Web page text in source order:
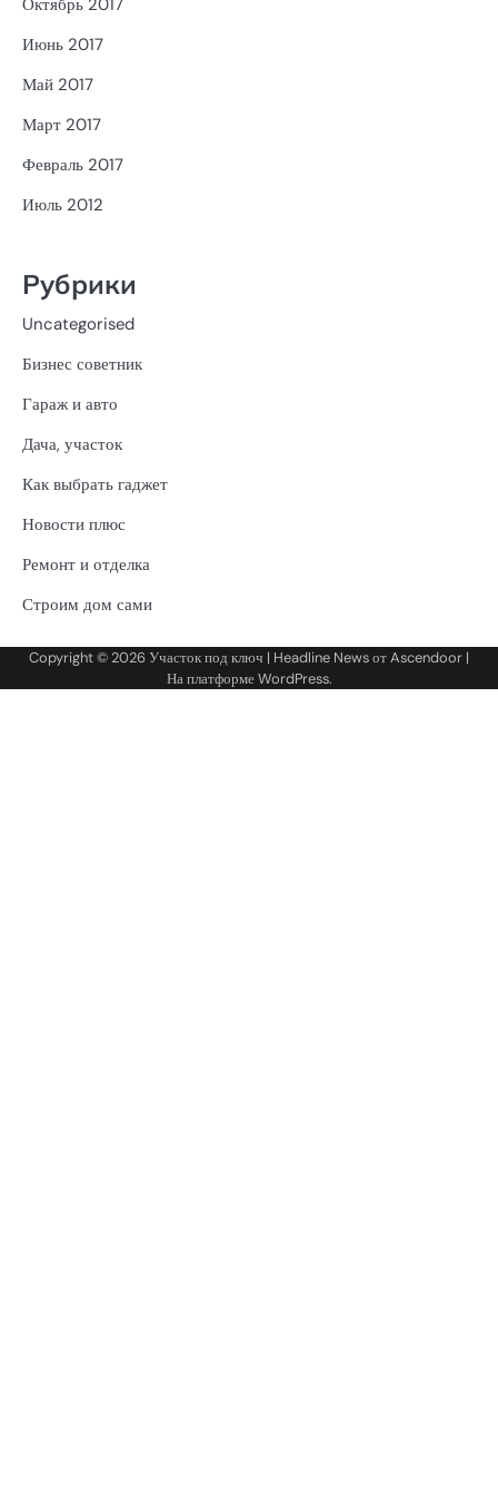
Октябрь 2017
Июнь 2017
Май 2017
Март 2017
Февраль 2017
Июль 2012
Рубрики
Uncategorised
Бизнес советник
Гараж и авто
Дача, участок
Как выбрать гаджет
Новости плюс
Ремонт и отделка
Строим дом сами
Copyright © 2026Участок под ключ | Headline News отAscendoor |
На платформеWordPress.